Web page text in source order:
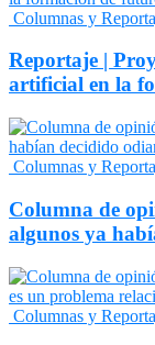
Columnas y
Reportaje |
artificial en la
Columnas y
Columna de
algunos ya
Columnas y